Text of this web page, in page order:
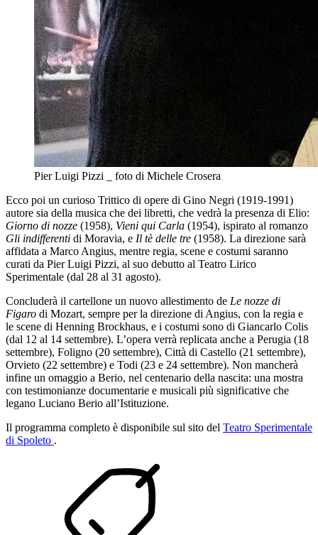
Pier Luigi Pizzi _ foto di Michele Crosera
Ecco poi un curioso Trittico di opere di Gino Negri (1919-1991)
autore sia della musica che dei libretti, che vedrà la presenza di Elio:
Giorno di nozze (1958), Vieni qui Carla (1954), ispirato al romanzo
Gli indifferenti di Moravia, e Il tè delle tre (1958). La direzione sarà
affidata a Marco Angius, mentre regia, scene e costumi saranno
curati da Pier Luigi Pizzi, al suo debutto al Teatro Lirico
Sperimentale (dal 28 al 31 agosto).
Concluderà il cartellone un nuovo allestimento de Le nozze di
Figaro di Mozart, sempre per la direzione di Angius, con la regia e
le scene di Henning Brockhaus, e i costumi sono di Giancarlo Colis
(dal 12 al 14 settembre). L’opera verrà replicata anche a Perugia (18
settembre), Foligno (20 settembre), Città di Castello (21 settembre),
Orvieto (22 settembre) e Todi (23 e 24 settembre). Non mancherà
infine un omaggio a Berio, nel centenario della nascita: una mostra
con testimonianze documentarie e musicali più significative che
legano Luciano Berio all’Istituzione.
Il programma completo è disponibile sul sito del Teatro Sperimentale
di Spoleto .